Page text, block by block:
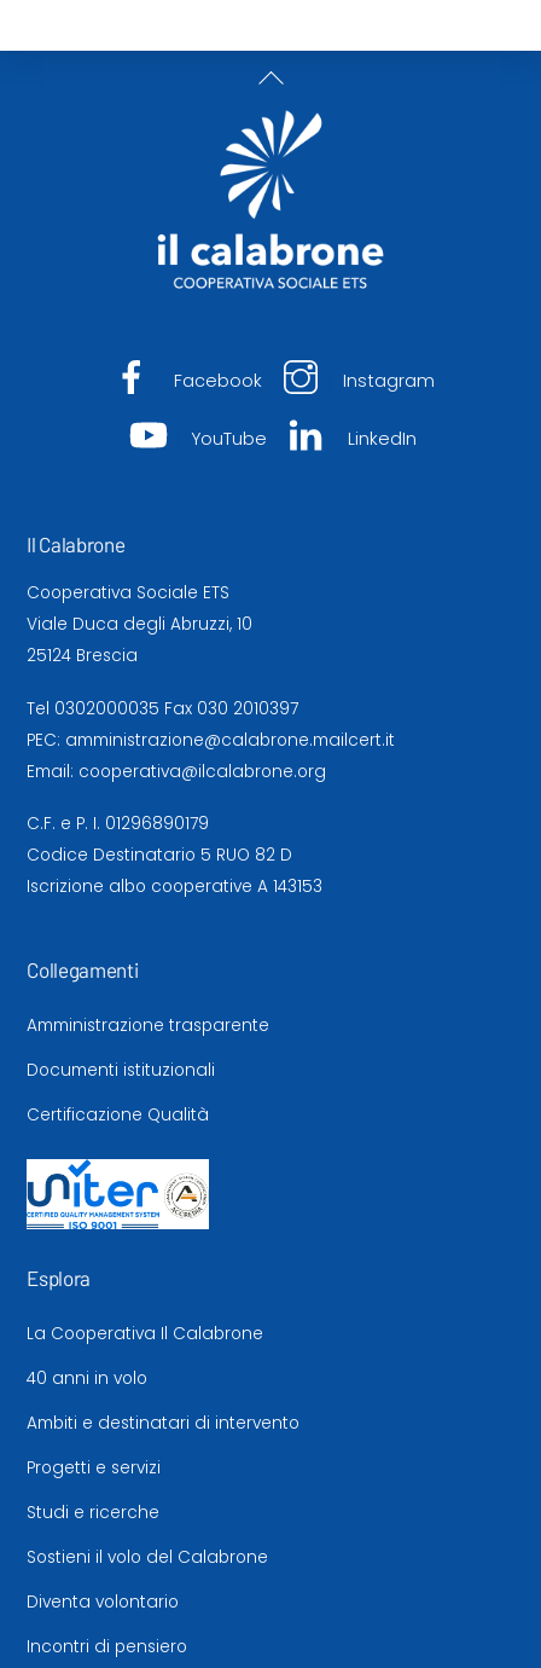
Back
To
Top
Facebook Instagram
YouTube LinkedIn
Il Calabrone
Cooperativa Sociale ETS
Viale Duca degli Abruzzi, 10
25124 Brescia
Tel 0302000035 Fax 030 2010397
PEC: amministrazione@calabrone.mailcert.it
Email: cooperativa@ilcalabrone.org
C.F. e P. I. 01296890179
Codice Destinatario 5 RUO 82 D
Iscrizione albo cooperative A 143153
Collegamenti
Amministrazione trasparente
Documenti istituzionali
Certificazione Qualità
Esplora
La Cooperativa Il Calabrone
40 anni in volo
Ambiti e destinatari di intervento
Progetti e servizi
Studi e ricerche
Sostieni il volo del Calabrone
Diventa volontario
Incontri di pensiero